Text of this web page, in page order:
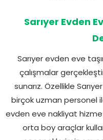
Sarıyer Evden
Sarıyer evden eve
çalışmalar
sunarız. Özellikle
birçok uzman personel
evden eve nakliyat
orta boy araçlar